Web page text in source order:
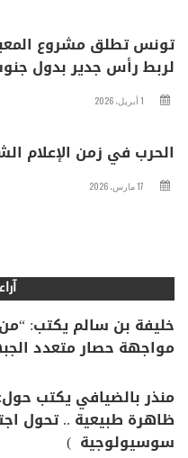
تونس تطلق مشروع
لربط رأس جدير بدول
1 أبريل، 2026
الحرب في زمن الإعلام
17 مارس، 2026
خليفة بن سالم يكتب:
مواجهة حصار متعدد
منذر بالضيافي يكتب حول:
ظاهرة طبيعية .. تحول
سوسيولوجية )